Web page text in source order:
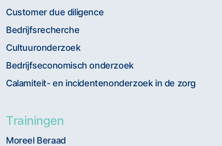
Customer due diligence
Bedrijfsrecherche
Cultuuronderzoek
Bedrijfseconomisch onderzoek
Calamiteit- en incidentenonderzoek in de zorg
Trainingen
Moreel Beraad